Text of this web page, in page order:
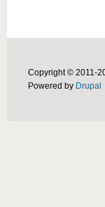
Copyright © 2011-
Powered by Drupal